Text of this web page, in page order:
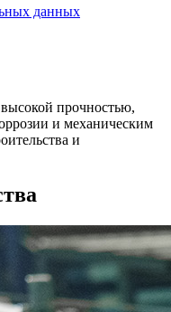
данных
прочностью,
и механическим
и